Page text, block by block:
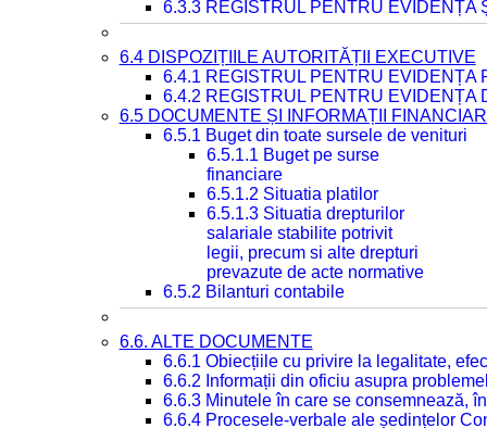
6.3.3 REGISTRUL PENTRU EVIDENȚA
6.4 DISPOZIȚIILE AUTORITĂȚII EXECUTIVE
6.4.1 REGISTRUL PENTRU EVIDENȚA
6.4.2 REGISTRUL PENTRU EVIDENȚA
6.5 DOCUMENTE ȘI INFORMAȚII
6.5.1 Buget din toate sursele de venituri
6.5.1.1 Buget pe surse
financiare
6.5.1.2 Situatia platilor
6.5.1.3 Situatia drepturilor
salariale stabilite potrivit
legii, precum si alte drepturi
prevazute de acte normative
6.5.2 Bilanturi contabile
6.6. ALTE DOCUMENTE
6.6.1 Obiecțiile cu privire la legalitate,
6.6.2 Informații din oficiu asupra
6.6.3 Minutele în care se consemnează,
6.6.4 Procesele-verbale ale ședințelor